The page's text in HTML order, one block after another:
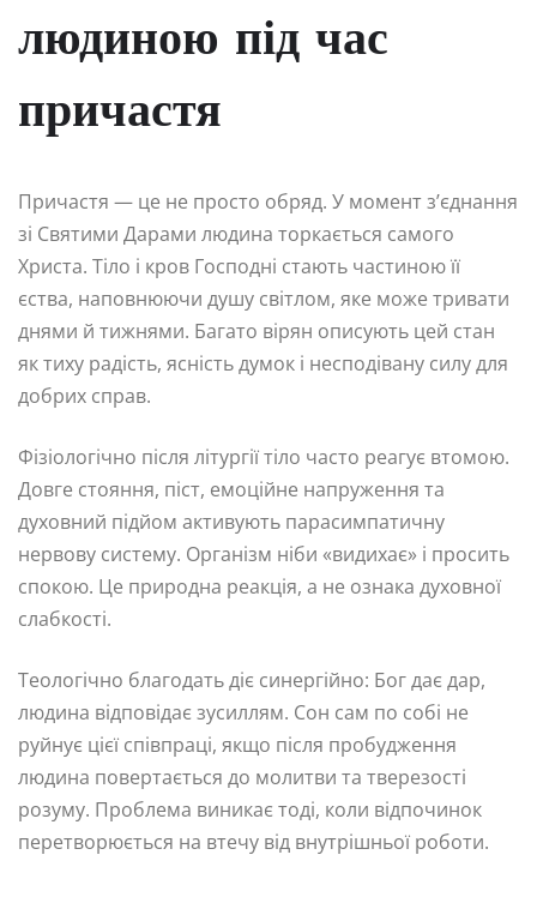
людиною під час
причастя
Причастя — це не просто обряд. У момент з’єднання
зі Святими Дарами людина торкається самого
Христа. Тіло і кров Господні стають частиною її
єства, наповнюючи душу світлом, яке може тривати
днями й тижнями. Багато вірян описують цей стан
як тиху радість, ясність думок і несподівану силу для
добрих справ.
Фізіологічно після літургії тіло часто реагує втомою.
Довге стояння, піст, емоційне напруження та
духовний підйом активують парасимпатичну
нервову систему. Організм ніби «видихає» і просить
спокою. Це природна реакція, а не ознака духовної
слабкості.
Теологічно благодать діє синергійно: Бог дає дар,
людина відповідає зусиллям. Сон сам по собі не
руйнує цієї співпраці, якщо після пробудження
людина повертається до молитви та тверезості
розуму. Проблема виникає тоді, коли відпочинок
перетворюється на втечу від внутрішньої роботи.